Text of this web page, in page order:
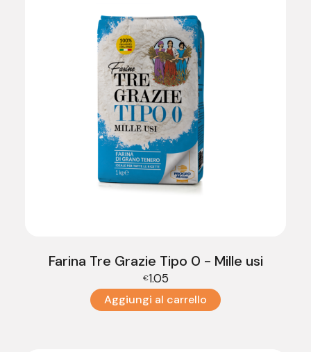
Farina Tre Grazie Tipo 0 - Mille usi
€1.05
Aggiungi al carrello